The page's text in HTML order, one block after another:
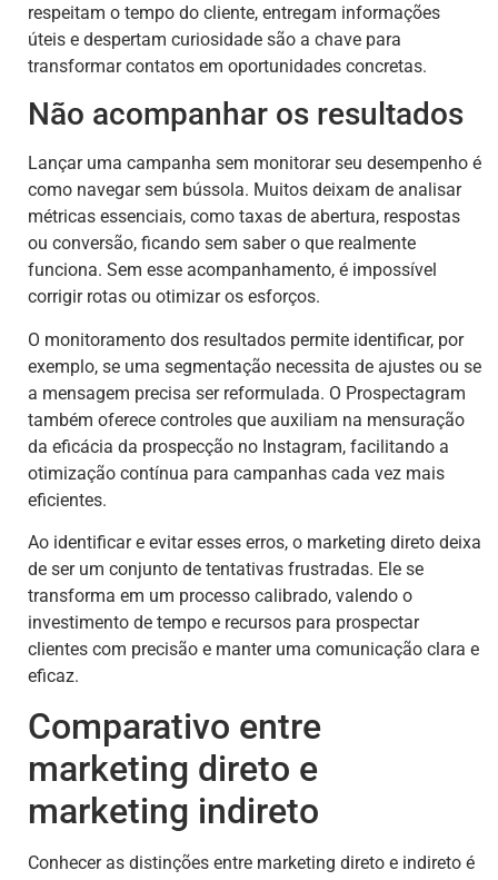
respeitam o tempo do cliente, entregam informações
úteis e despertam curiosidade são a chave para
transformar contatos em oportunidades concretas.
Não acompanhar os resultados
Lançar uma campanha sem monitorar seu desempenho é
como navegar sem bússola. Muitos deixam de analisar
métricas essenciais, como taxas de abertura, respostas
ou conversão, ficando sem saber o que realmente
funciona. Sem esse acompanhamento, é impossível
corrigir rotas ou otimizar os esforços.
O monitoramento dos resultados permite identificar, por
exemplo, se uma segmentação necessita de ajustes ou se
a mensagem precisa ser reformulada. O Prospectagram
também oferece controles que auxiliam na mensuração
da eficácia da prospecção no Instagram, facilitando a
otimização contínua para campanhas cada vez mais
eficientes.
Ao identificar e evitar esses erros, o marketing direto deixa
de ser um conjunto de tentativas frustradas. Ele se
transforma em um processo calibrado, valendo o
investimento de tempo e recursos para prospectar
clientes com precisão e manter uma comunicação clara e
eficaz.
Comparativo entre
marketing direto e
marketing indireto
Conhecer as distinções entre marketing direto e indireto é